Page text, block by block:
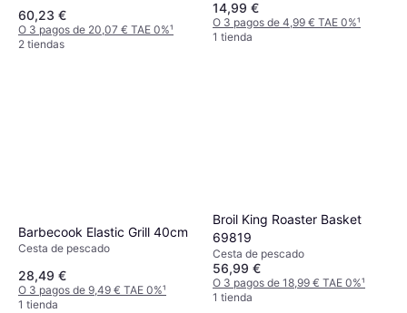
60,23 €
O 3 pagos de 20,07 € TAE 0%¹
2 tiendas
14,99 €
O 3 pagos de 4,99 € TAE 0%¹
1 tienda
Barbecook Elastic Grill 40cm
Cesta de pescado
28,49 €
O 3 pagos de 9,49 € TAE 0%¹
1 tienda
Broil King Roaster Basket
69819
Cesta de pescado
56,99 €
O 3 pagos de 18,99 € TAE 0%¹
1 tienda